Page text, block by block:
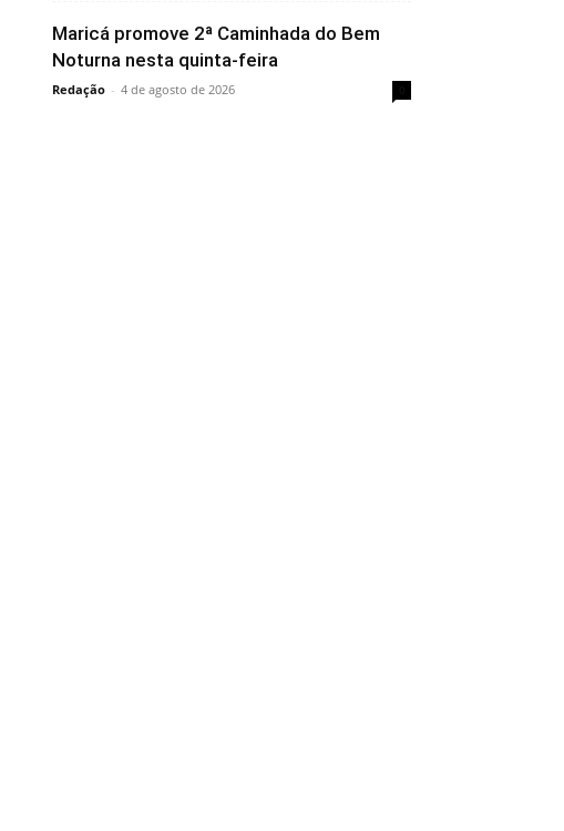
Maricá promove 2ª Caminhada do Bem
Noturna nesta quinta-feira
Redação - 4 de agosto de 2026